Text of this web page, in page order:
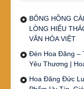
BÔNG HỒNG
LÒNG HIẾU
VĂN HÓA VIỆT
Đèn Hoa Đăng –
Yêu Thương |
Hoa Đăng Đức